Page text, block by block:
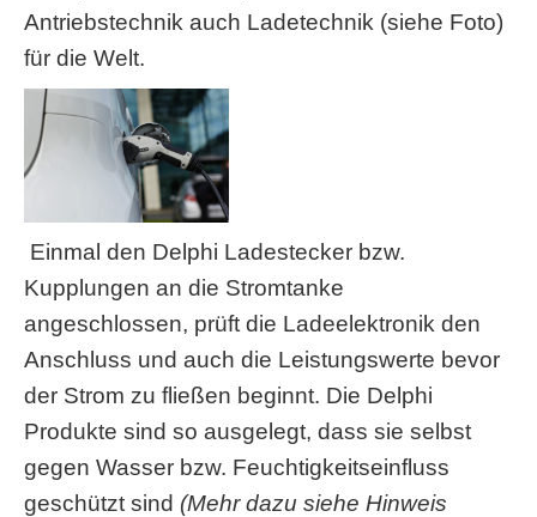
Antriebstechnik auch Ladetechnik (siehe Foto)
für die Welt.
Einmal den Delphi Ladestecker bzw.
Kupplungen an die Stromtanke
angeschlossen, prüft die Ladeelektronik den
Anschluss und auch die Leistungswerte bevor
der Strom zu fließen beginnt. Die Delphi
Produkte sind so ausgelegt, dass sie selbst
gegen Wasser bzw. Feuchtigkeitseinfluss
geschützt sind (Mehr dazu siehe Hinweis